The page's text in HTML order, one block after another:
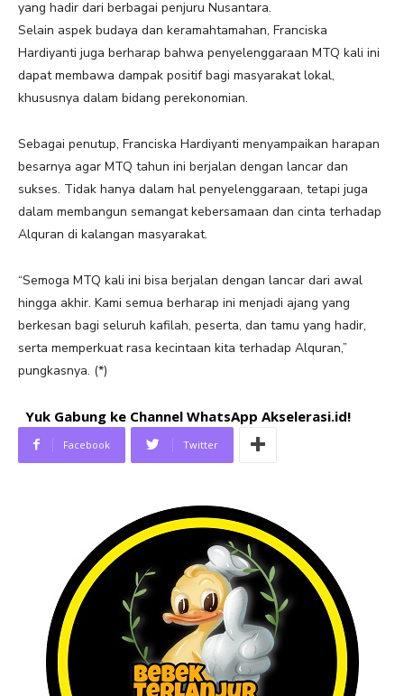
yang hadir dari berbagai penjuru Nusantara.
Selain aspek budaya dan keramahtamahan, Franciska
Hardiyanti juga berharap bahwa penyelenggaraan MTQ kali ini
dapat membawa dampak positif bagi masyarakat lokal,
khususnya dalam bidang perekonomian.
Sebagai penutup, Franciska Hardiyanti menyampaikan harapan
besarnya agar MTQ tahun ini berjalan dengan lancar dan
sukses. Tidak hanya dalam hal penyelenggaraan, tetapi juga
dalam membangun semangat kebersamaan dan cinta terhadap
Alquran di kalangan masyarakat.
“Semoga MTQ kali ini bisa berjalan dengan lancar dari awal
hingga akhir. Kami semua berharap ini menjadi ajang yang
berkesan bagi seluruh kafilah, peserta, dan tamu yang hadir,
serta memperkuat rasa kecintaan kita terhadap Alquran,”
pungkasnya. (*)
Yuk Gabung ke Channel WhatsApp Akselerasi.id!
Facebook Twitter